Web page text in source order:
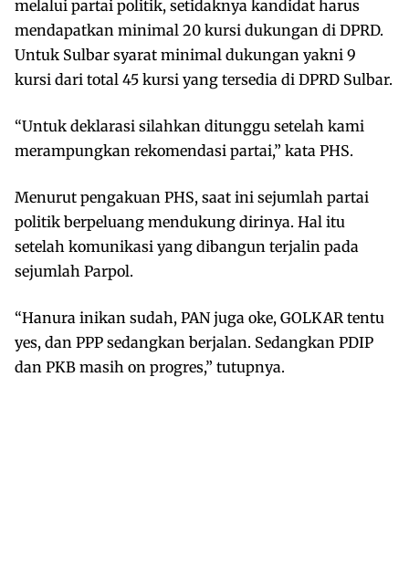
melalui partai politik, setidaknya kandidat harus
mendapatkan minimal 20 kursi dukungan di DPRD.
Untuk Sulbar syarat minimal dukungan yakni 9
kursi dari total 45 kursi yang tersedia di DPRD Sulbar.
“Untuk deklarasi silahkan ditunggu setelah kami
merampungkan rekomendasi partai,” kata PHS.
Menurut pengakuan PHS, saat ini sejumlah partai
politik berpeluang mendukung dirinya. Hal itu
setelah komunikasi yang dibangun terjalin pada
sejumlah Parpol.
“Hanura inikan sudah, PAN juga oke, GOLKAR tentu
yes, dan PPP sedangkan berjalan. Sedangkan PDIP
dan PKB masih on progres,” tutupnya.